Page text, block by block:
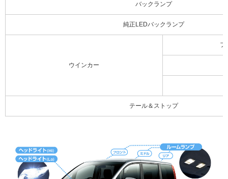
バックランプ
純正LEDバックランプ
ウインカー
フ
テール＆ストップ